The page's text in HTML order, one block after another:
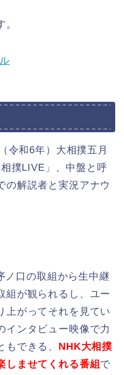
。
令和6年）大相撲五月
撲LIVE」、中盤と呼
の解説者と実況アナウ
ノ口の取組から生中継
組が観られるし、ユー
上がってそれを見てい
インタビュー映像で力
できる、 NHK大相撲
しませてくれる番組 で